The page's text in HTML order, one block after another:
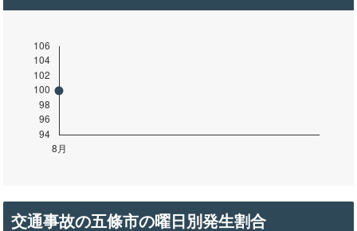
交通事故の五條市の曜日別発生割合